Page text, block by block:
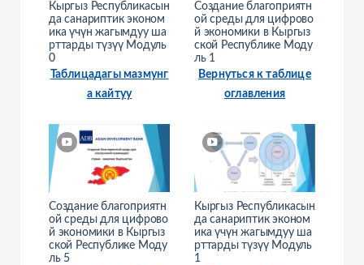
Кыргыз Республикасын
да санариптик эконом
ика үчүн жагымдуу ша
рттарды түзүү Модуль
0
Таблицадагы мазмунг
а кайтуу
Создание благоприятн
ой среды для цифрово
й экономики в Кыргыз
ской Республике Моду
ль 1
Вернуться к таблице
оглавления
Создание благоприятн
ой среды для цифрово
й экономики в Кыргыз
ской Республике Моду
ль 5
Кыргыз Республикасын
да санариптик эконом
ика үчүн жагымдуу ша
рттарды түзүү Модуль
1